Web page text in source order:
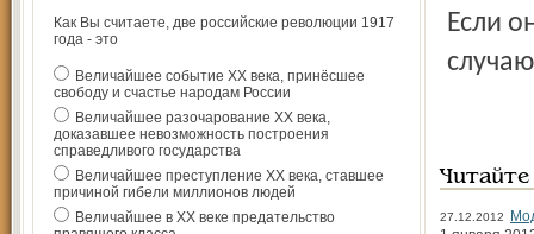
Как Вы считаете, две российские революции 1917
года - это
Величайшее событие ХХ века, принёсшее
свободу и счастье народам России
Величайшее разочарование ХХ века,
доказавшее невозможность построения
справедливого государства
Величайшее преступление ХХ века, ставшее
причиной гибели миллионов людей
Величайшее в ХХ веке предательство
Если
27.12.2012